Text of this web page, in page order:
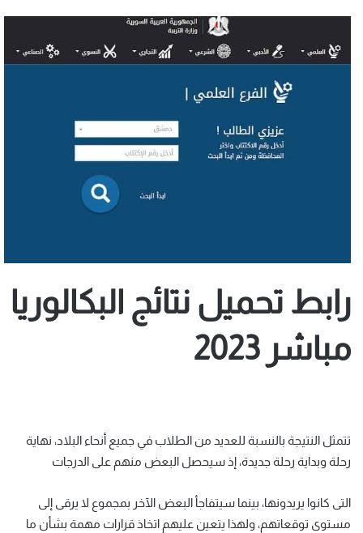
رابط تحميل نتائج البكالوريا
مباشر 2023
تتمثل النتيجة بالنسبة للعديد من الطلاب في جميع أنحاء البلاد، نهاية
رحلة وبداية رحلة جديدة، إذ سيحصل البعض منهم على الدرجات
التى كانوا يريدونها، بينما سيتفاجأ البعض الآخر بمجموع لا يرقى إلى
مستوى توقعاتهم، ولهذا يتعين عليهم اتخاذ قرارات مهمة بشأن ما